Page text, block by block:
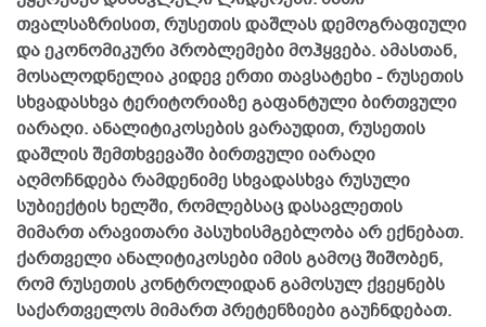
თვალსაზრისით, რუსეთის დაშლას დემოგრაფიული
და ეკონომიკური პრობლემები მოჰყვება. ამასთან,
მოსალოდნელია კიდევ ერთი თავსატეხი - რუსეთის
სხვადასხვა ტერიტორიაზე გაფანტული ბირთვული
იარაღი. ანალიტიკოსების ვარაუდით, რუსეთის
დაშლის შემთხვევაში ბირთვული იარაღი
აღმოჩნდება რამდენიმე სხვადასხვა რუსული
სუბიექტის ხელში, რომლებსაც დასავლეთის
მიმართ არავითარი პასუხისმგებლობა არ ექნებათ.
ქართველი ანალიტიკოსები იმის გამოც შიშობენ,
რომ რუსეთის კონტროლიდან გამოსულ ქვეყნებს
საქართველოს მიმართ პრეტენზიები გაუჩნდებათ.